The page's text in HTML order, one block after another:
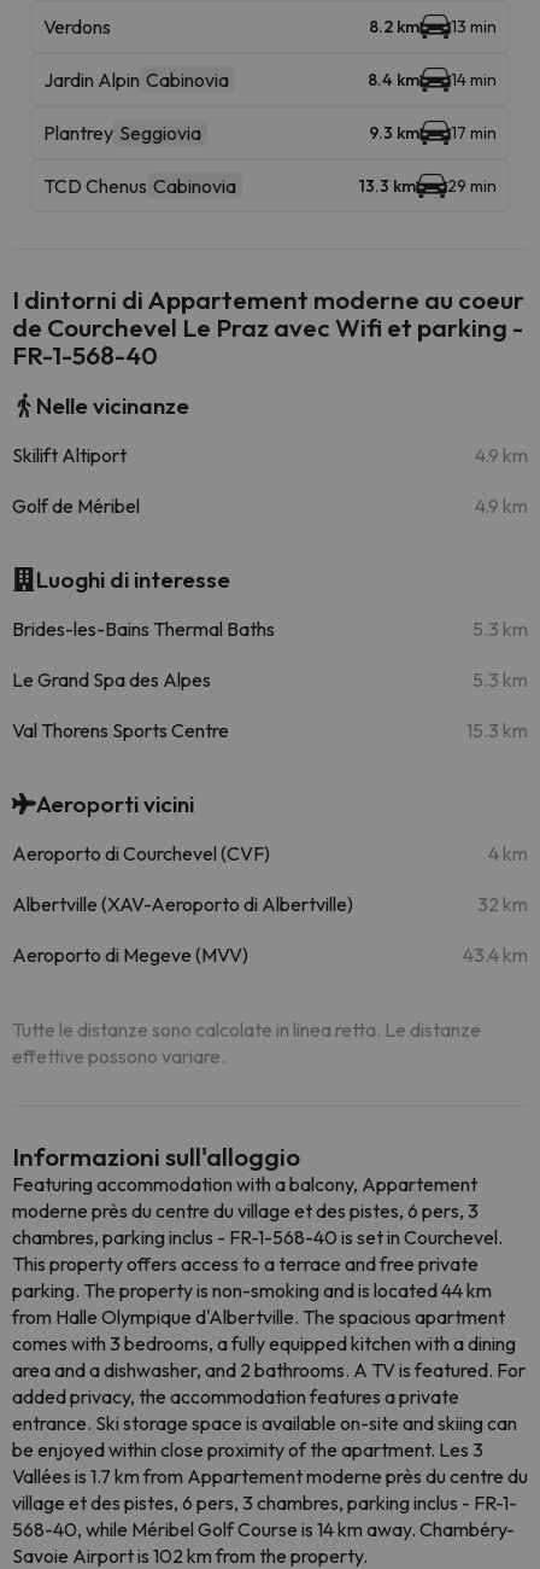
Verdons 8.2 km 13 min
Jardin Alpin Cabinovia 8.4 km 14 min
Plantrey Seggiovia 9.3 km 17 min
TCD Chenus Cabinovia 13.3 km 29 min
I dintorni di Appartement moderne au coeur
de Courchevel Le Praz avec Wifi et parking -
FR-1-568-40
Nelle vicinanze
Skilift Altiport 4.9 km
Golf de Méribel 4.9 km
Luoghi di interesse
Brides-les-Bains Thermal Baths 5.3 km
Le Grand Spa des Alpes 5.3 km
Val Thorens Sports Centre 15.3 km
Aeroporti vicini
Aeroporto di Courchevel (CVF) 4 km
Albertville (XAV-Aeroporto di Albertville) 32 km
Aeroporto di Megeve (MVV) 43.4 km
Tutte le distanze sono calcolate in linea retta. Le distanze
effettive possono variare.
Informazioni sull'alloggio
Featuring accommodation with a balcony, Appartement
moderne près du centre du village et des pistes, 6 pers, 3
chambres, parking inclus - FR-1-568-40 is set in Courchevel.
This property offers access to a terrace and free private
parking. The property is non-smoking and is located 44 km
from Halle Olympique d'Albertville. The spacious apartment
comes with 3 bedrooms, a fully equipped kitchen with a dining
area and a dishwasher, and 2 bathrooms. A TV is featured. For
added privacy, the accommodation features a private
entrance. Ski storage space is available on-site and skiing can
be enjoyed within close proximity of the apartment. Les 3
Vallées is 1.7 km from Appartement moderne près du centre du
village et des pistes, 6 pers, 3 chambres, parking inclus - FR-1-
568-40, while Méribel Golf Course is 14 km away. Chambéry-
Savoie Airport is 102 km from the property.